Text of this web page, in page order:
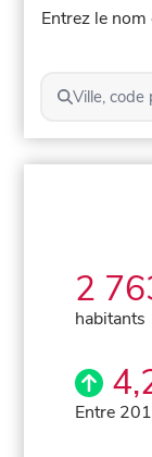
Entrez le
Ville, code
2
habitants
Entre